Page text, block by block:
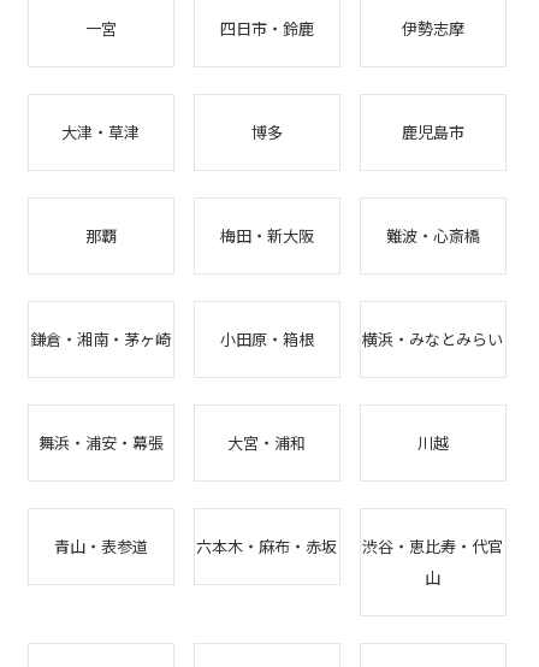
一宮 四日市・鈴鹿 伊勢志摩
大津・草津 博多 鹿児島市
那覇 梅田・新大阪 難波・心斎橋
鎌倉・湘南・茅ヶ崎 小田原・箱根 横浜・みなとみらい
舞浜・浦安・幕張 大宮・浦和 川越
青山・表参道 六本木・麻布・赤坂
渋谷・恵比寿・代官
山